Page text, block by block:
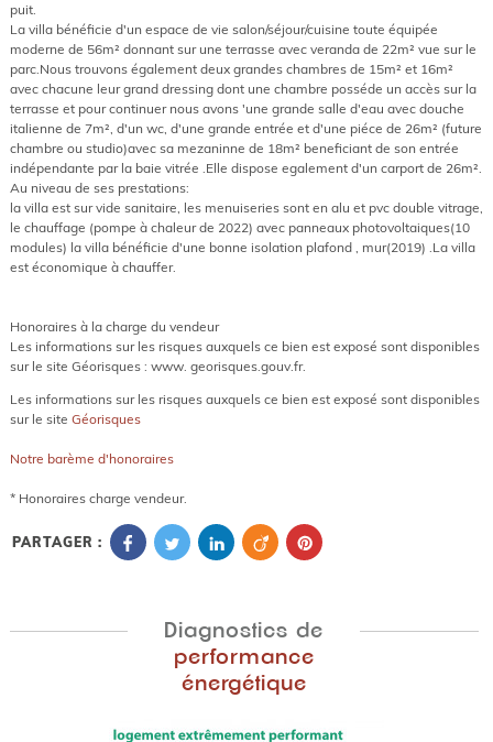
puit.
La villa bénéficie d'un espace de vie salon/séjour/cuisine toute équipée
moderne de 56m² donnant sur une terrasse avec veranda de 22m² vue sur le
parc.Nous trouvons également deux grandes chambres de 15m² et 16m²
avec chacune leur grand dressing dont une chambre posséde un accès sur la
terrasse et pour continuer nous avons 'une grande salle d'eau avec douche
italienne de 7m², d'un wc, d'une grande entrée et d'une piéce de 26m² (future
chambre ou studio)avec sa mezaninne de 18m² beneficiant de son entrée
indépendante par la baie vitrée .Elle dispose egalement d'un carport de 26m².
Au niveau de ses prestations:
la villa est sur vide sanitaire, les menuiseries sont en alu et pvc double vitrage,
le chauffage (pompe à chaleur de 2022) avec panneaux photovoltaiques(10
modules) la villa bénéficie d'une bonne isolation plafond , mur(2019) .La villa
est économique à chauffer.
Honoraires à la charge du vendeur
Les informations sur les risques auxquels ce bien est exposé sont disponibles
sur le site Géorisques : www. georisques.gouv.fr.
Les informations sur les risques auxquels ce bien est exposé sont disponibles
sur le site Géorisques
Notre barème d'honoraires
* Honoraires charge vendeur.
PARTAGER :
Diagnostics de
performance
énergétique